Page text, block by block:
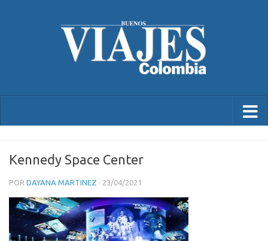
Kennedy Space Center
POR DAYANA MARTINEZ · 23/04/2021